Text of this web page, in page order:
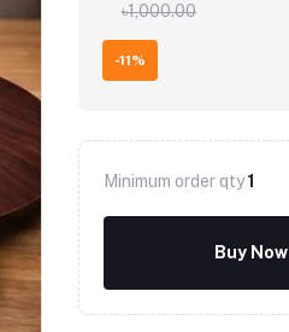
৳1,000.00
-11%
Minimum order qty1
Buy Now